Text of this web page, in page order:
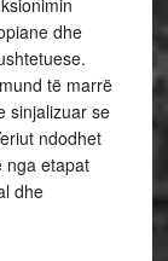
dhe
të marrë
sinjalizuar se
ndodhet
nga etapat
dhe